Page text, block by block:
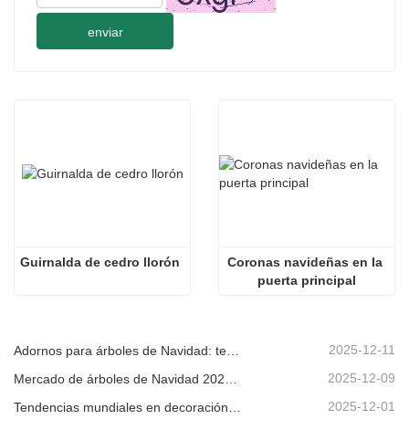
enviar
Guirnalda de cedro llorón
Coronas navideñas en la
puerta principal
2025-12-11
2025-12-09
Tendencias mundiales en decoración navideña y por qué Christmas Queen sigue liderando el mercado 2025-12-01